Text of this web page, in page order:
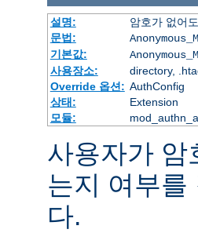
설명:
암호가 없어
문법:
기본값:
사용장소:
directory,
Override 옵션: AuthConfig
상태:
Extension
모듈:
사용자가 암
는지 여부를
다.